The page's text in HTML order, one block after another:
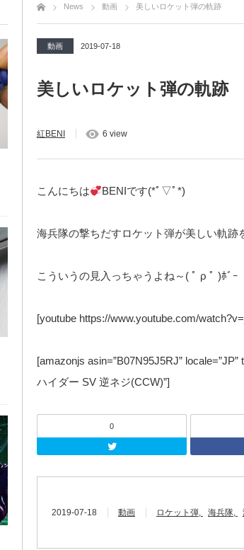
News 動画 美しいロケット弾の軌跡
動画 2019-07-18
美しいロケット弾の軌跡
紅BENI 6 view
こんにちは BENIです(*ﾟ▽ﾟ*)
海兵隊の撃ちだすロケット弾が美しい軌跡
こういうの見入っちゃうよね～( ﾟ ρ ﾟ )ﾎﾞｰ
[youtube https://www.youtube.com/
[amazonjs asin=”B07N95J5RJ”
ハイダー SV 逆ネジ(CCW)”]
0
2019-07-18 動画 ロケット弾 海兵隊